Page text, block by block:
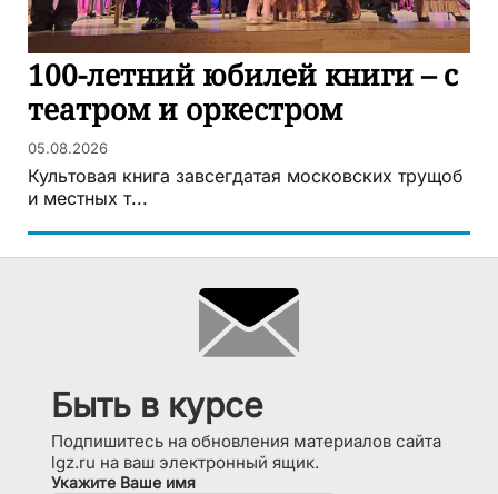
100-летний юбилей книги – с
театром и оркестром
05.08.2026
Культовая книга завсегдатая московских трущоб
и местных т...
Быть в курсе
Подпишитесь на обновления материалов сайта
lgz.ru на ваш электронный ящик.
Укажите Ваше имя